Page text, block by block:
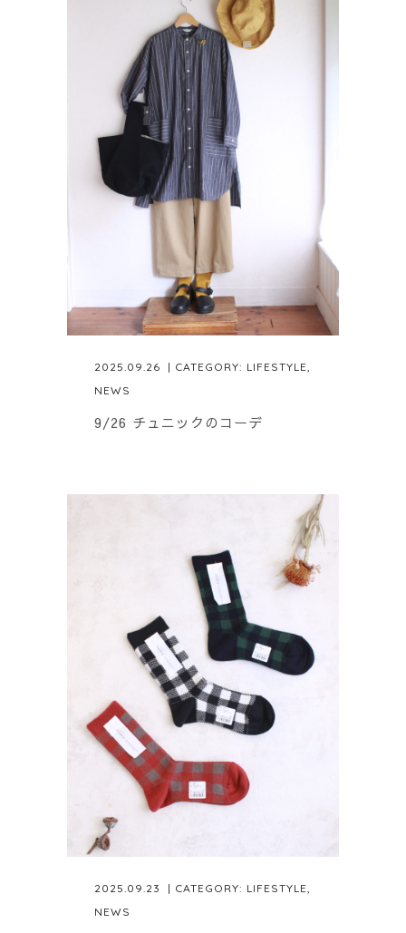
2025.09.26 | CATEGORY: LIFESTYLE,
NEWS
9/26 チュニックのコーデ
2025.09.23 | CATEGORY: LIFESTYLE,
NEWS